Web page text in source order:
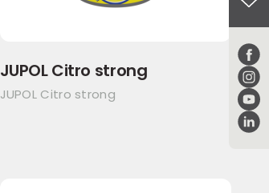
JUPOL Citro strong
JUPOL Citro strong